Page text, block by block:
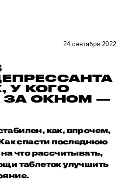
24 сентября 2022
У КОГО
ЗА ОКНОМ —
как, впрочем,
спасти последнюю
что рассчитывать,
таблеток улучшить